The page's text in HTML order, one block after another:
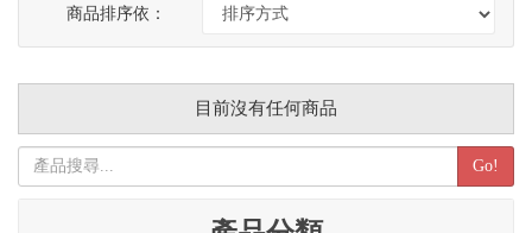
Go!
商品排序依：
目前沒有任何商品